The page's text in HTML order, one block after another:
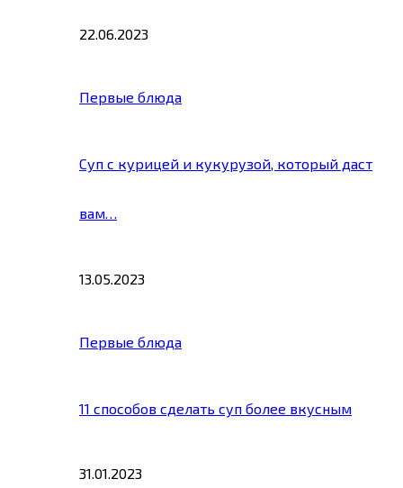
22.06.2023
Первые блюда
Суп с курицей и кукурузой, который даст
вам…
13.05.2023
Первые блюда
11 способов сделать суп более вкусным
31.01.2023